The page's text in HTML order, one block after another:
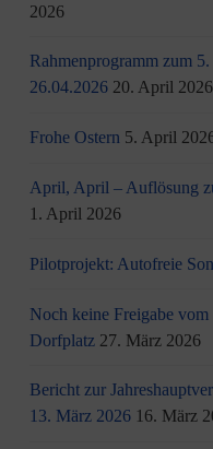
2026
Rahmenprogramm zum
26.04.2026 20. April 2026
Frohe Ostern 5. April
April, April – Auflösung
1. April 2026
Pilotprojekt: Autofreie
Noch keine Freigabe
Dorfplatz 27. März 2026
Bericht zur
13. März 2026 16. März